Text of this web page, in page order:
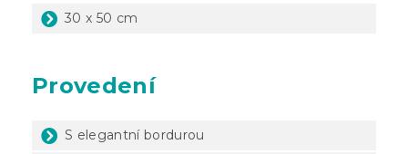
30 x 50 cm
Provedení
S elegantní bordurou